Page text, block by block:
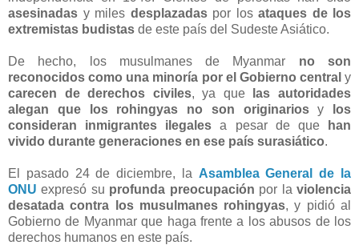
asesinadas y miles desplazadas por los ataques de los
extremistas budistas de este país del Sudeste Asiático.
De hecho, los musulmanes de Myanmar no son
reconocidos como una minoría por el Gobierno central y
carecen de derechos civiles, ya que
las autoridades
alegan que los rohingyas no son originariosy
los
consideran inmigrantes ilegales a pesar de que
han
vivido durante generaciones en ese país surasiático.
El pasado 24 de diciembre, la Asamblea General de la
ONU expresó su profunda preocupación por laviolencia
desatada contra los musulmanes rohingyas, y pidió al
Gobierno de Myanmar que haga frente a los abusos de los
derechos humanos en este país.